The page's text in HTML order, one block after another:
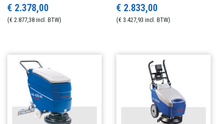
€ 2.378,00
(€ 2.877,38 incl. BTW)
€ 2.833,00
(€ 3.427,93 incl. BTW)